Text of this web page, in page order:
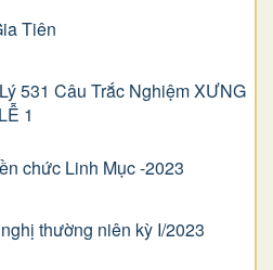
Tiên
531 Câu Trắc Nghiệm XƯNG
1
chức Linh Mục -2023
thường niên kỳ I/2023